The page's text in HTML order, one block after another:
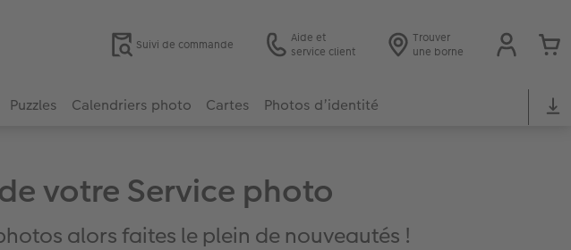
Suivi de commande
Aide et
service client
Trouver
une borne
Puzzles Calendriers photo Cartes Photos d’identité
votre Service photo
alors faites le plein de nouveautés !